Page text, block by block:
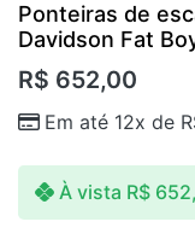
Ponteiras de
Davidson Fat
R$ 652,00
Em até 12x de
À vista R$